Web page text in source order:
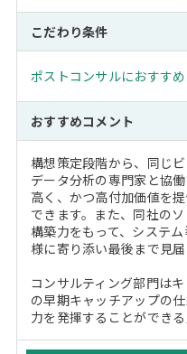
こだわり条件
ポストコンサルにおすすめ
おすすめコメント
構想策定段階から、同じ
データ分析の専門家と協
高く、かつ高付加価値を
できます。また、同社の
構築力をもって、システ
様に寄り添い最後まで見届
コンサルティング部門は
の早期キャッチアップの
力を発揮することができる